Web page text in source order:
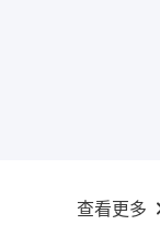
查看更多